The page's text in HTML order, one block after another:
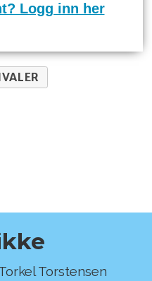
Logg inn her
Torstensen